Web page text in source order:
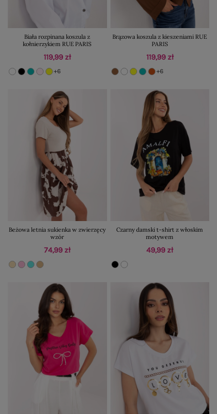
Biała rozpinana koszula z
kołnierzykiem RUE PARIS
119,99 zł
+6
Brązowa koszula z kieszeniami RUE
PARIS
119,99 zł
+6
Beżowa letnia sukienka w zwierzęcy
wzór
74,99 zł
Czarny damski t-shirt z włoskim
motywem
49,99 zł